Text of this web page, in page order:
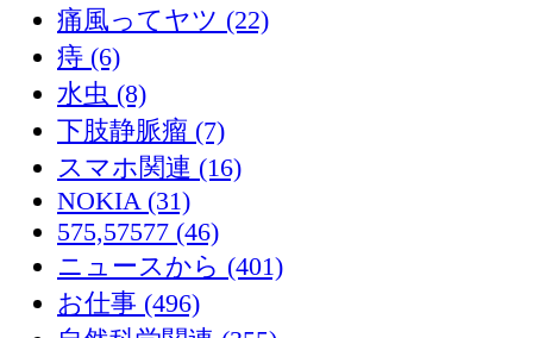
痛風ってヤツ (22)
痔 (6)
水虫 (8)
下肢静脈瘤 (7)
スマホ関連 (16)
NOKIA (31)
575,57577 (46)
ニュースから (401)
お仕事 (496)